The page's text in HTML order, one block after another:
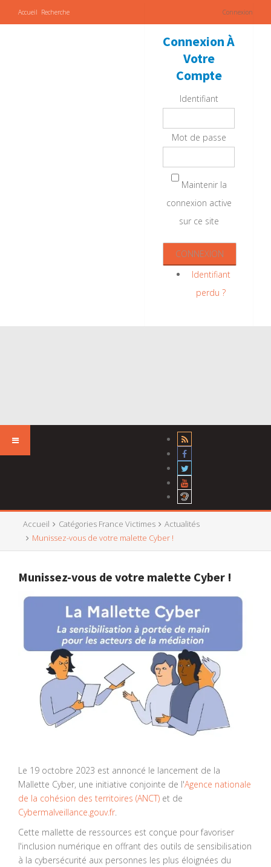
Accueil Recherche Connexion
Connexion À
Votre
Compte
Identifiant
Mot de passe
Maintenir la
connexion active
sur ce site
Identifiant
perdu ?
Accueil Catégories France Victimes
Actualités
Munissez-vous de votre malette Cyber !
Munissez-vous de votre malette Cyber !
Le 19 octobre 2023 est annoncé le lancement de la
Mallette Cyber, une initiative conjointe de l'Agence nationale
de la cohésion des territoires (ANCT) et de
Cybermalveillance.gouv.fr.
Cette mallette de ressources est conçue pour favoriser
l'inclusion numérique en offrant des outils de sensibilisation
à la cybersécurité aux personnes les plus éloignées du